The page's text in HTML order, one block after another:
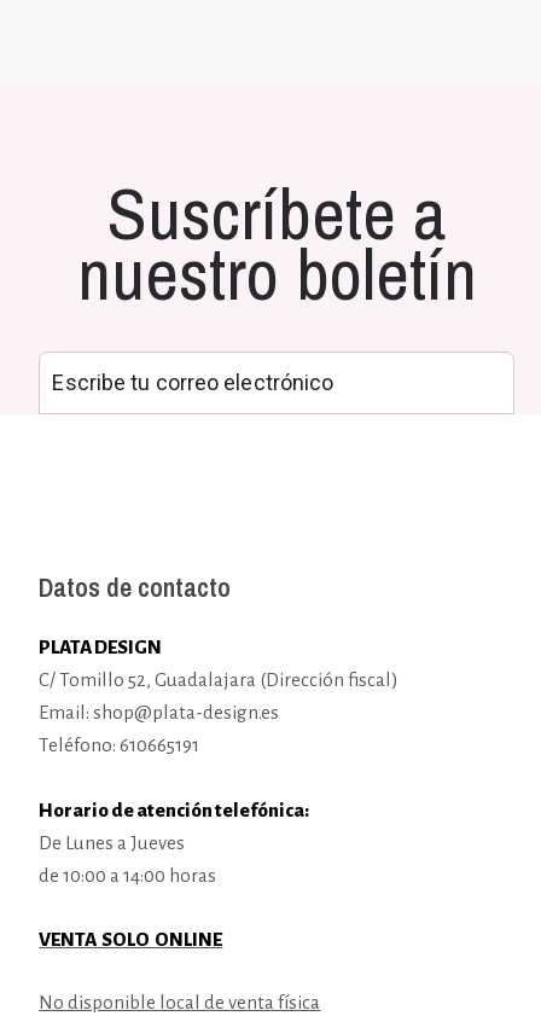
Suscríbete a
nuestro boletín
Datos de contacto
PLATA DESIGN
C/ Tomillo 52, Guadalajara (Dirección fiscal)
Email: shop@plata-design.es
Teléfono: 610665191
Horario de atención telefónica:
De Lunes a Jueves
de 10:00 a 14:00 horas
VENTA SOLO ONLINE
No disponible local de venta física